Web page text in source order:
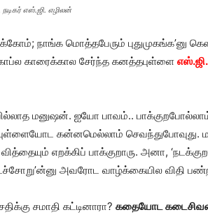
எஸ்.ஜி. எழிலன்
நாங்க மொத்தபேரும்
காரைக்கால சேர்ந்த கனத்தபுள்ளை
மனுஷன். ஐயோ பாவம்..
கன்னமெல்லாம் செவந்துபோவுது.
எறக்கிப் பாக்குறாரு. அனா,
அவரோட வாழ்க்கையில விதி
சமாதி கட்டினாரா? கதையோட